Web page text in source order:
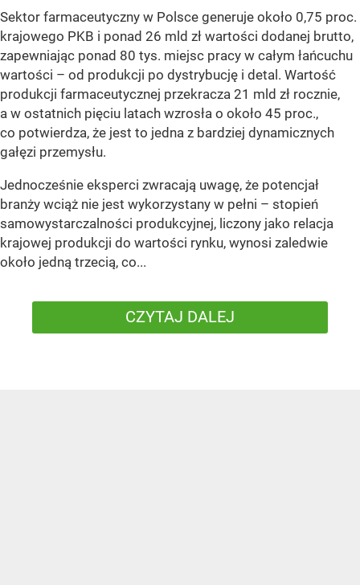
Sektor farmaceutyczny w Polsce generuje około 0,75 proc.
krajowego PKB i ponad 26 mld zł wartości dodanej brutto,
zapewniając ponad 80 tys. miejsc pracy w całym łańcuchu
wartości – od produkcji po dystrybucję i detal. Wartość
produkcji farmaceutycznej przekracza 21 mld zł rocznie,
a w ostatnich pięciu latach wzrosła o około 45 proc.,
co potwierdza, że jest to jedna z bardziej dynamicznych
gałęzi przemysłu.
Jednocześnie eksperci zwracają uwagę, że potencjał
branży wciąż nie jest wykorzystany w pełni – stopień
samowystarczalności produkcyjnej, liczony jako relacja
krajowej produkcji do wartości rynku, wynosi zaledwie
około jedną trzecią, co...
CZYTAJ DALEJ